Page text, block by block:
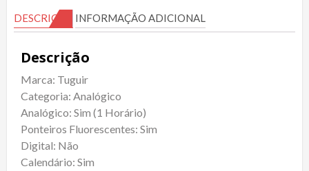
DESCRIÇÃO INFORMAÇÃO ADICIONAL
Descrição
Marca: Tuguir
Categoria: Analógico
Analógico: Sim (1 Horário)
Ponteiros Fluorescentes: Sim
Digital: Não
Calendário: Sim